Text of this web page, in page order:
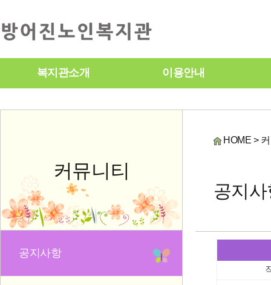
복지관소개 이용안내
커뮤니티
공지사항
HOME >
공지